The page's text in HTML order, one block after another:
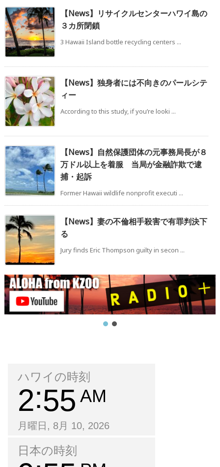
【News】リサイクルセンターハワイ島の
３カ所閉鎖
3 Hawaii Island bottle recycling centers ...
【News】独身者には不向きのパールシテ
ィー
According to this study, if you’re looki ...
【News】自然保護団体の元事務局長が８
万ドル以上を着服 当局が金融詐欺で逮
捕・起訴
Former Hawaii wildlife nonprofit executi ...
【News】妻の不倫相手殺害で有罪判決下
る
Jury finds Eric Thompson guilty in secon ...
ハワイの時刻
2 55 AM
月曜日, 8月 10, 2026
日本の時刻